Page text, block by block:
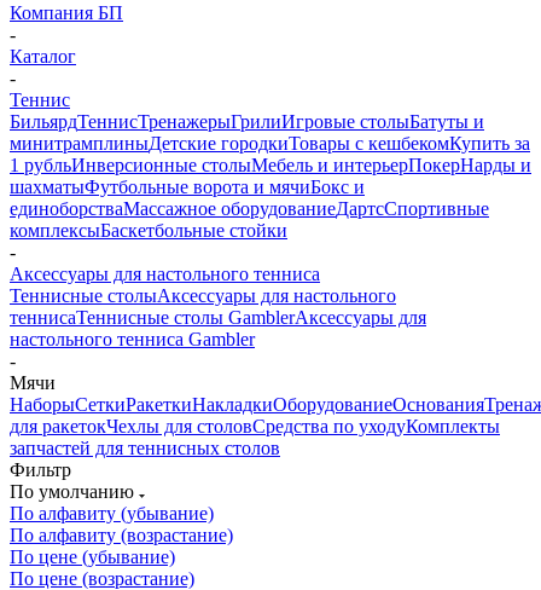
Компания БП
-
Каталог
-
Теннис
БильярдТеннисТренажерыГрилиИгровые столыБатуты и
минитрамплиныДетские городкиТовары с кешбекомКупить за
1 рубльИнверсионные столыМебель и интерьерПокерНарды и
шахматыФутбольные ворота и мячиБокс и
единоборстваМассажное оборудованиеДартсСпортивные
комплексыБаскетбольные стойки
-
Аксессуары для настольного тенниса
Теннисные столыАксессуары для настольного
теннисаТеннисные столы GamblerАксессуары для
настольного тенниса Gambler
-
Мячи
НаборыСеткиРакеткиНакладкиОборудованиеОснования
для ракетокЧехлы для столовСредства по уходуКомплекты
запчастей для теннисных столов
Фильтр
По умолчанию
По алфавиту (убывание)
По алфавиту (возрастание)
По цене (убывание)
По цене (возрастание)